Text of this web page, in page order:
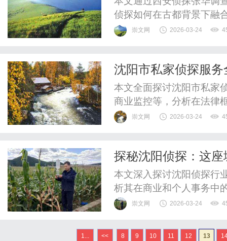
侦探如何在古都背景下融
了西安侦探的日常工作、
崇文网 2026-03-24
沈阳市私家侦探服
本文全面探讨沈阳市私家
商业监控等，分析在法律
实际应用效果与潜在风险
崇文网 2026-03-24
探秘沈阳侦探：这
本文深入探讨沈阳侦探行
析其在商业和个人事务中
科技应用带来的变革，以
崇文网 2026-03-24
1... << 8 9 10 11 12 13